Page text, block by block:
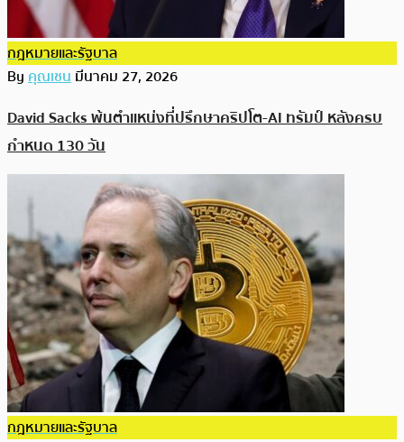
กฎหมายและรัฐบาล
Byคุณเชนมีนาคม 27, 2026
David Sacks พ้นตำแหน่งที่ปรึกษาคริปโต-AI ทรัมป์ หลังครบ
กำหนด 130 วัน
กฎหมายและรัฐบาล